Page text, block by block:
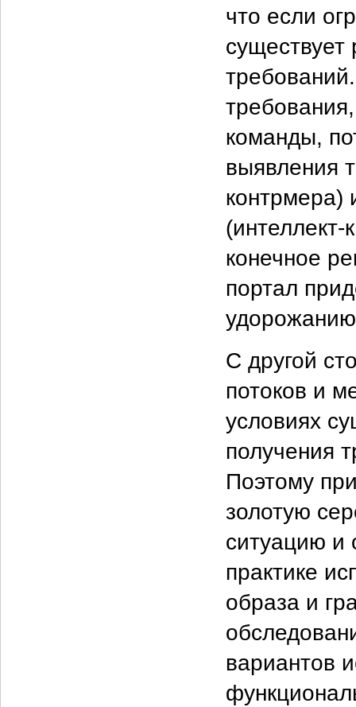
что если
существует
команды,
выявления
контрмера)
конечное
портал
С другой
потоков и
условиях
получения
Поэтому
золотую
ситуацию и
практике
образа и
вариантов